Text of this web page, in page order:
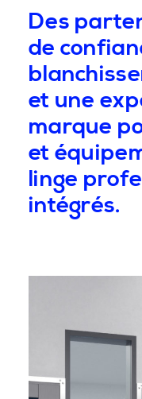
Des
de
et une
marque
et
linge
intégrés.